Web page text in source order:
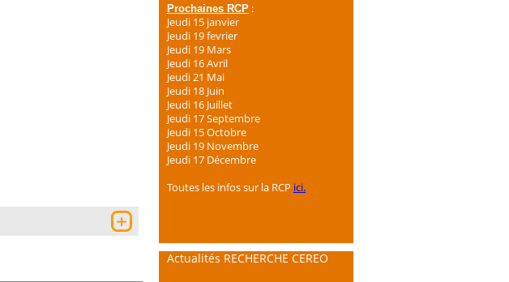
Prochaines RCP :
Jeudi 15 janvier
Jeudi 19 fevrier
Jeudi 19 Mars
Jeudi 16 Avril
Jeudi 21 Mai
Jeudi 18 Juin
Jeudi 16 Juillet
Jeudi 17 Septembre
Jeudi 15 Octobre
Jeudi 19 Novembre
Jeudi 17 Décembre
Toutes les infos sur la RCP ici.
Actualités RECHERCHE CEREO